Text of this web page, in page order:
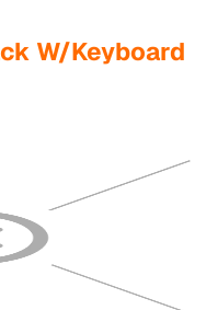
W/Keyboard